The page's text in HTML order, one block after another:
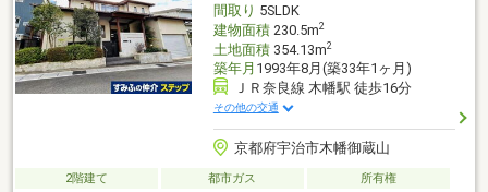
間取り 5SLDK
建物面積230.5m2
土地面積354.13m2
築年月 1993年8月(築33年1ヶ月)
ＪＲ奈良線 木幡駅 徒歩16分
その他の交通
京都府宇治市木幡御蔵山
2階建て 都市ガス 所有権